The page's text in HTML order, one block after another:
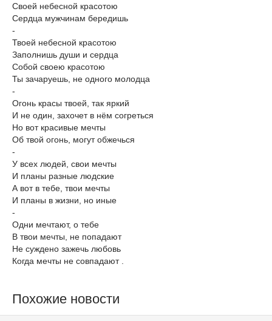
Своей небесной красотою
Сердца мужчинам бередишь
-
Твоей небесной красотою
Заполнишь души и сердца
Собой своею красотою
Ты зачаруешь, не одного молодца
-
Огонь красы твоей, так яркий
И не один, захочет в нём согреться
Но вот красивые мечты
Об твой огонь, могут обжечься
-
У всех людей, свои мечты
И планы разные людские
А вот в тебе, твои мечты
И планы в жизни, но иные
-
Одни мечтают, о тебе
В твои мечты, не попадают
Не суждено зажечь любовь
Когда мечты не совпадают .
Похожие новости